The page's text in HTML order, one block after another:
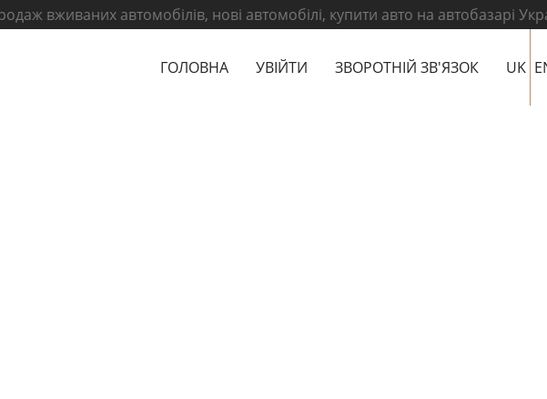
вживаних автомобілів, нові автомобілі, купити авто на автобазарі
ГОЛОВНА УВІЙТИ ЗВОРОТНІЙ ЗВ'ЯЗОК UK